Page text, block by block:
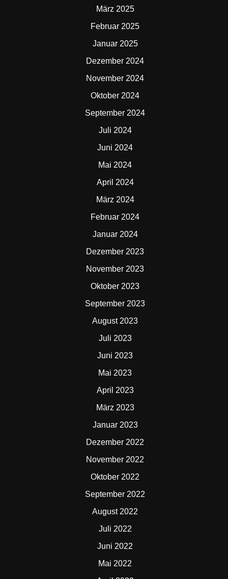
März 2025
Februar 2025
Januar 2025
Dezember 2024
November 2024
Oktober 2024
September 2024
Juli 2024
Juni 2024
Mai 2024
April 2024
März 2024
Februar 2024
Januar 2024
Dezember 2023
November 2023
Oktober 2023
September 2023
August 2023
Juli 2023
Juni 2023
Mai 2023
April 2023
März 2023
Januar 2023
Dezember 2022
November 2022
Oktober 2022
September 2022
August 2022
Juli 2022
Juni 2022
Mai 2022